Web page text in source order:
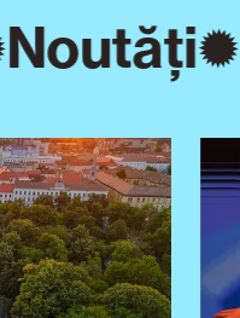
Noutăți